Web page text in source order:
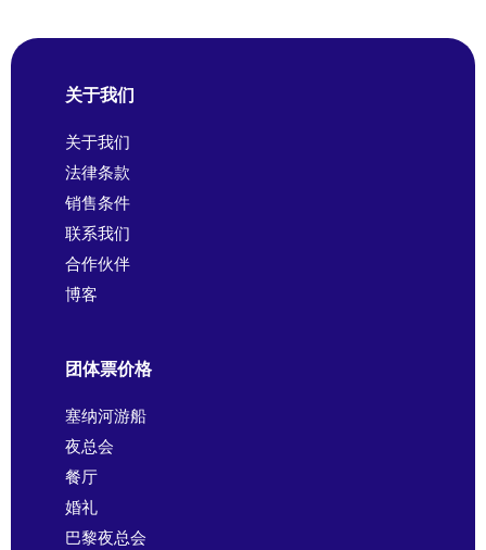
关于我们
关于我们
法律条款
销售条件
联系我们
合作伙伴
博客
团体票价格
塞纳河游船
夜总会
餐厅
婚礼
巴黎夜总会